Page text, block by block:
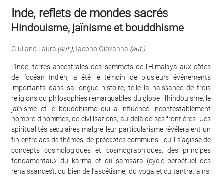
Inde, reflets de mondes sacrés
Hindouisme, jaïnisme et bouddhisme
Giuliano Laura (aut.), Iacono Giovanna (aut.)
L'Inde, terres ancestrales des sommets de l'Himalaya aux côtes
de l'océan Indien, a été le témoin de plusieurs événements
importants dans sa longue histoire, telle la naissance de trois
religions ou philosophies remarquables du globe : l'hindouisme, le
jaïnisme et le bouddhisme qui a influencé incontestablement
nombre d'hommes, de civilisations, au-delà de ses frontières. Ces
spiritualités séculaires malgré leur particularisme révéleraient un
fin entrelacs de thèmes, de préceptes communs - qu'il s'agisse de
concepts cosmologiques et cosmographiques, des principes
fondamentaux du karma et du samsara (cycle perpétuel des
renaissances), ou bien de l'ascétisme, du yoga et du tantra, ainsi